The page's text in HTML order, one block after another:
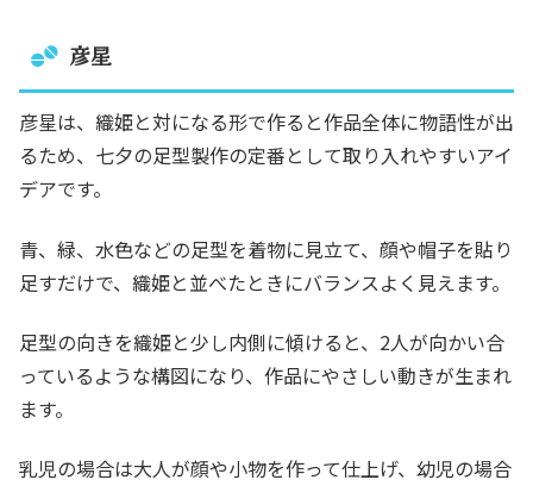
彦星
彦星は、織姫と対になる形で作ると作品全体に物語性が出
るため、七夕の足型製作の定番として取り入れやすいアイ
デアです。
青、緑、水色などの足型を着物に見立て、顔や帽子を貼り
足すだけで、織姫と並べたときにバランスよく見えます。
足型の向きを織姫と少し内側に傾けると、2人が向かい合
っているような構図になり、作品にやさしい動きが生まれ
ます。
乳児の場合は大人が顔や小物を作って仕上げ、幼児の場合